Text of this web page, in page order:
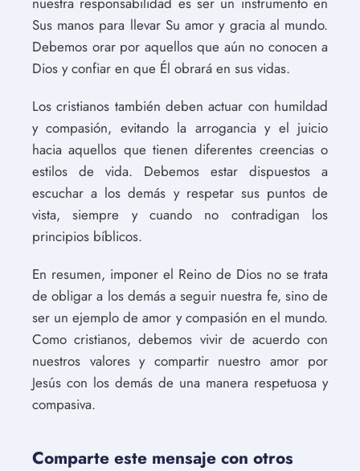
Sus manos para llevar Su amor y gracia al mundo.
Debemos orar por aquellos que aún no conocen a
Dios y confiar en que Él obrará en sus vidas.
Los cristianos también deben actuar con humildad
y compasión, evitando la arrogancia y el juicio
hacia aquellos que tienen diferentes creencias o
estilos de vida. Debemos estar dispuestos a
escuchar a los demás y respetar sus puntos de
vista, siempre y cuando no contradigan los
principios bíblicos.
En resumen, imponer el Reino de Dios no se trata
de obligar a los demás a seguir nuestra fe, sino de
ser un ejemplo de amor y compasión en el mundo.
Como cristianos, debemos vivir de acuerdo con
nuestros valores y compartir nuestro amor por
Jesús con los demás de una manera respetuosa y
compasiva.
Comparte este mensaje con otros